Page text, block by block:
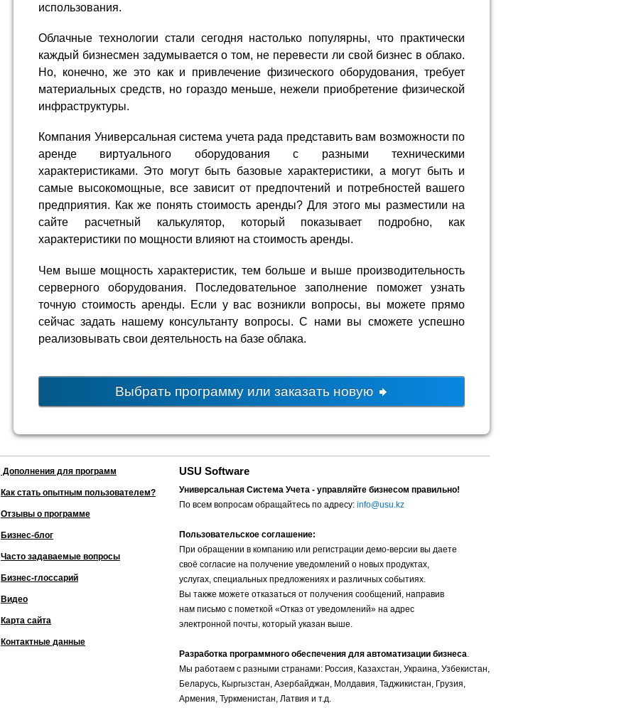
использования.
Облачные технологии стали сегодня настолько популярны, что практически
каждый бизнесмен задумывается о том, не перевести ли свой бизнес в облако.
Но, конечно, же это как и привлечение физического оборудования, требует
материальных средств, но гораздо меньше, нежели приобретение физической
инфраструктуры.
Компания Универсальная система учета рада представить вам возможности по
аренде виртуального оборудования с разными техническими
характеристиками. Это могут быть базовые характеристики, а могут быть и
самые высокомощные, все зависит от предпочтений и потребностей вашего
предприятия. Как же понять стоимость аренды? Для этого мы разместили на
сайте расчетный калькулятор, который показывает подробно, как
характеристики по мощности влияют на стоимость аренды.
Чем выше мощность характеристик, тем больше и выше производительность
серверного оборудования. Последовательное заполнение поможет узнать
точную стоимость аренды. Если у вас возникли вопросы, вы можете прямо
сейчас задать нашему консультанту вопросы. С нами вы сможете успешно
реализовывать свои деятельность на базе облака.
Выбрать программу или заказать новую
Дополнения для программ
Как стать опытным пользователем?
Отзывы о программе
Бизнес-блог
Часто задаваемые вопросы
Бизнес-глоссарий
Видео
Карта сайта
Контактные данные
USU Software
Универсальная Система Учета - управляйте бизнесом правильно!
По всем вопросам обращайтесь по адресу: info@usu.kz
Пользовательское соглашение:
При обращении в компанию или регистрации демо-версии вы даете
своё согласие на получение уведомлений о новых продуктах,
услугах, специальных предложениях и различных событиях.
Вы также можете отказаться от получения сообщений, направив
нам письмо с пометкой «Отказ от уведомлений» на адрес
электронной почты, который указан выше.
Разработка программного обеспечения для автоматизации бизнеса
Мы работаем с разными странами: Россия, Казахстан, Украина, Узбекистан,
Беларусь, Кыргызстан, Азербайджан, Молдавия, Таджикистан, Грузия,
Армения, Туркменистан, Латвия и т.д.